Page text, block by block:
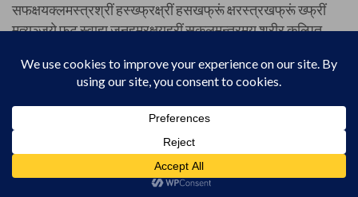
सफक्षयक्लमस्त्रश्रीं हस्ख्फ्रक्ष्रीं हसखफ्रूं क्षरस्त्रखफ्रूं ख्फ्रीं
मृत्युञ्जये फट् स्वाहा जनहमरक्षयह्रीं सकलमन्त्रमय शरीर कल्पित
जय प्रज्वल प्रज्वल ( अनय) कापालव्रतधारिणि ( युक्त)
समयक्रमचारिणि फ्रभ्रग्लीं कौलसिद्धान्तकारिणि ज्ल्ह्क्षट्लझ्रव्रीं
संसारबन्धं मोचय मोचय छेदय छेदय अविद्याक्लेशविपाक प्रपञ्चाशय
मिथ्याध्यासाहङ्कार वासनापाशच्छेदिनि लयक्षकहस्त्रव्रह्रीं
परमार्थस्वरूपिणि निस्त्रैगुण्ये फ्रम्रग्लें ख्रस्त्रैं ख्रफ़्रह्रमक्षश्रीं
शुद्धविद्यावलम्बिनि मायाविमोचिनि अपरशिवपर्यङ्क निलयिनि विकारातीते
फ्रम्रग्लैं क्षस्त्रों प्ख्रसम्क्षस्त्रक्रीं ग्लांम्लह्रथ्रयीं श्रुत्यगोचरे